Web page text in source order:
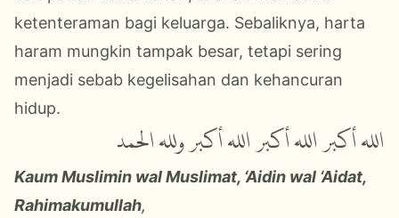
ketenteraman bagi keluarga. Sebaliknya, harta
haram mungkin tampak besar, tetapi sering
menjadi sebab kegelisahan dan kehancuran
hidup.
الله أكبر الله أكبر الله أكبر ولله الحمد
Kaum Muslimin wal Muslimat, ‘Aidin wal ‘Aidat,
Rahimakumullah,